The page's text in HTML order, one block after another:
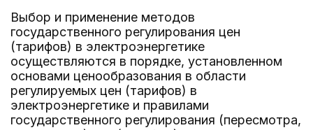
Выбор и применение методов
государственного регулирования цен
(тарифов) в электроэнергетике
осуществляются в порядке, установленном
основами ценообразования в области
регулируемых цен (тарифов) в
электроэнергетике и правилами
государственного регулирования (пересмотра,